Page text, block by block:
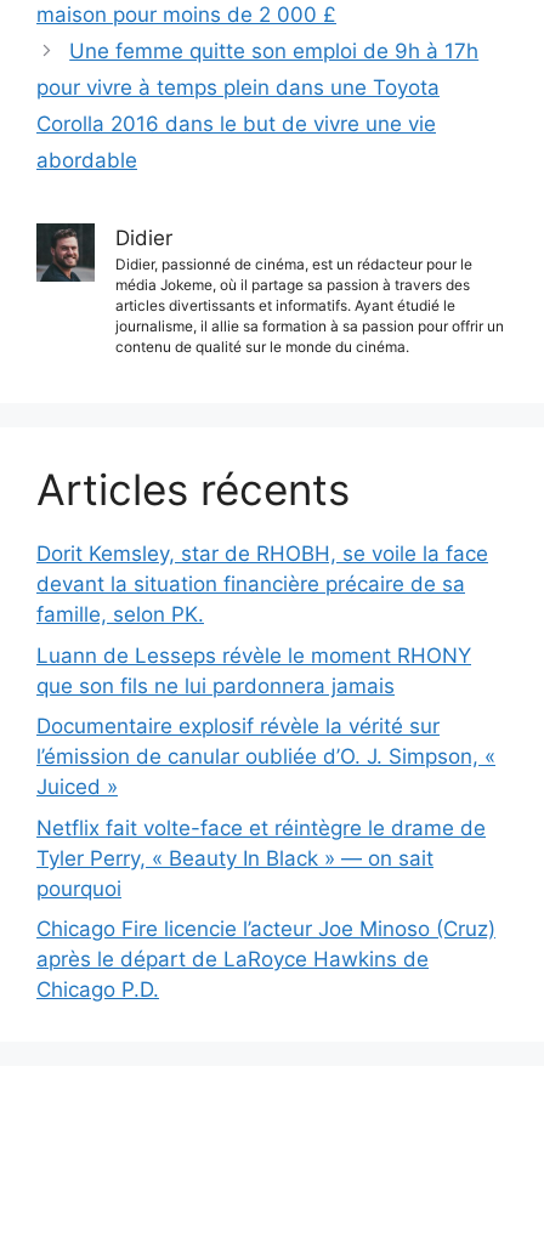
maison pour moins de 2 000 £
Une femme quitte son emploi de 9h à 17h
pour vivre à temps plein dans une Toyota
Corolla 2016 dans le but de vivre une vie
abordable
Didier
Didier, passionné de cinéma, est un rédacteur pour le
média Jokeme, où il partage sa passion à travers des
articles divertissants et informatifs. Ayant étudié le
journalisme, il allie sa formation à sa passion pour offrir un
contenu de qualité sur le monde du cinéma.
Articles récents
Dorit Kemsley, star de RHOBH, se voile la face
devant la situation financière précaire de sa
famille, selon PK.
Luann de Lesseps révèle le moment RHONY
que son fils ne lui pardonnera jamais
Documentaire explosif révèle la vérité sur
l’émission de canular oubliée d’O. J. Simpson, «
Juiced »
Netflix fait volte-face et réintègre le drame de
Tyler Perry, « Beauty In Black » — on sait
pourquoi
Chicago Fire licencie l’acteur Joe Minoso (Cruz)
après le départ de LaRoyce Hawkins de
Chicago P.D.